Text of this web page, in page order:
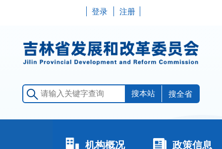
登录 注册
搜全省
机构概况 政策信息